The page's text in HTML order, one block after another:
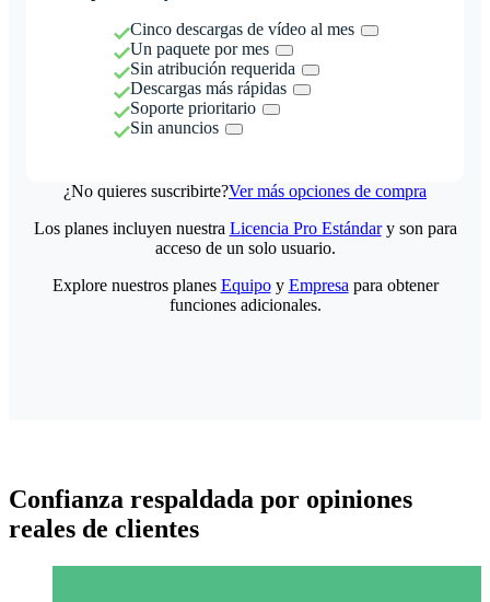
Cinco descargas de vídeo al mes
Un paquete por mes
Sin atribución requerida
Descargas más rápidas
Soporte prioritario
Sin anuncios
¿No quieres suscribirte?Ver más opciones de compra
Los planes incluyen nuestra Licencia Pro Estándary son para
acceso de un solo usuario.
Explore nuestros planes Equipoy Empresa para obtener
funciones adicionales.
Confianza respaldada por opiniones
reales de clientes